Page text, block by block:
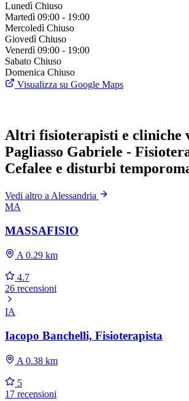
Lunedì Chiuso
Martedì 09:00 - 19:00
Mercoledì Chiuso
Giovedì Chiuso
Venerdì 09:00 - 19:00
Sabato Chiuso
Domenica Chiuso
Visualizza su Google Maps
Altri fisioterapisti e cliniche
Pagliasso Gabriele -
Cefalee e disturbi
Vedi altro a Alessandria
MA
MASSAFISIO
A 0.29 km
4.7
26 recensioni
IA
Iacopo Banchelli, Fisioterapista
A 0.38 km
5
17 recensioni